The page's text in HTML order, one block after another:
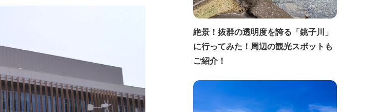
絶景！抜群の透明度を誇る「銚子川」
に行ってみた！周辺の観光スポットも
ご紹介！